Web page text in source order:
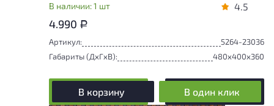
В наличии: 1 шт 4.5
4.990 Р
Артикул:
5264-23036
Габариты (ДxГxВ):
480x400x360
В корзину В один клик